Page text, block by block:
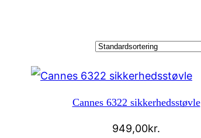
Cannes 6322 sikkerhedsstøvle
949,00kr.